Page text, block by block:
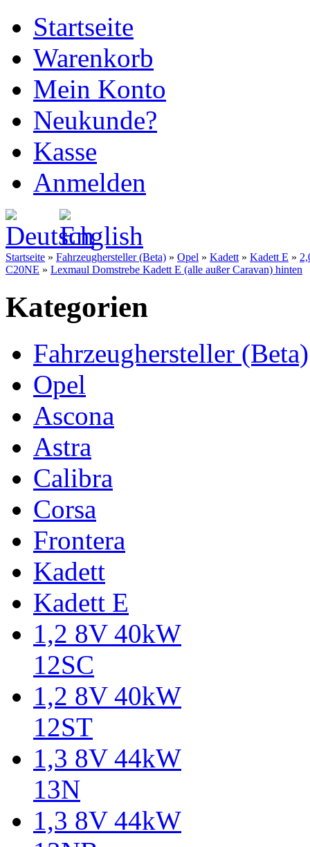
Startseite
Warenkorb
Mein Konto
Neukunde?
Kasse
Anmelden
Startseite » Fahrzeughersteller (Beta) » Opel » Kadett » Kadett E »
C20NE » Lexmaul Domstrebe Kadett E (alle außer Caravan) hinten
Kategorien
Fahrzeughersteller (Beta)
Opel
Ascona
Astra
Calibra
Corsa
Frontera
Kadett
Kadett E
1,2 8V 40kW
12SC
1,2 8V 40kW
12ST
1,3 8V 44kW
13N
1,3 8V 44kW